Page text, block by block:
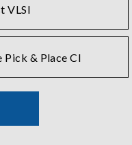
leveraging the
VLSI
& Place CI